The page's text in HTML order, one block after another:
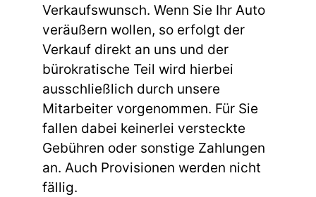
Verkaufswunsch. Wenn Sie Ihr Auto
veräußern wollen, so erfolgt der
Verkauf direkt an uns und der
bürokratische Teil wird hierbei
ausschließlich durch unsere
Mitarbeiter vorgenommen. Für Sie
fallen dabei keinerlei versteckte
Gebühren oder sonstige Zahlungen
an. Auch Provisionen werden nicht
fällig.